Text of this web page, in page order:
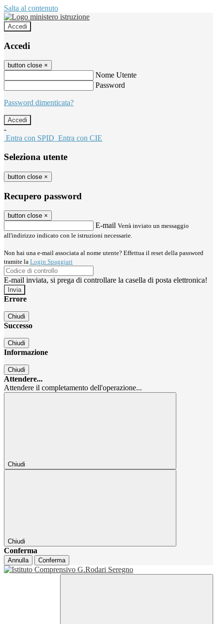
Salta al contenuto
Accedi
Accedi
button close ×
Nome Utente
Password
Password dimenticata?
-
Entra con SPID Entra con CIE
Seleziona utente
button close ×
Recupero password
button close ×
E-mail Verrà inviato un messaggio
all'indirizzo indicato con le istruzioni necessarie.
Non hai una e-mail associata al nome utente? Effettua il reset della password
tramite la Login Spaggiari
E-mail inviata, si prega di controllare la casella di posta elettronica!
Errore
Chiudi
Successo
Chiudi
Informazione
Chiudi
Attendere...
Attendere il completamento dell'operazione...
Chiudi
Chiudi
Conferma
Annulla Conferma